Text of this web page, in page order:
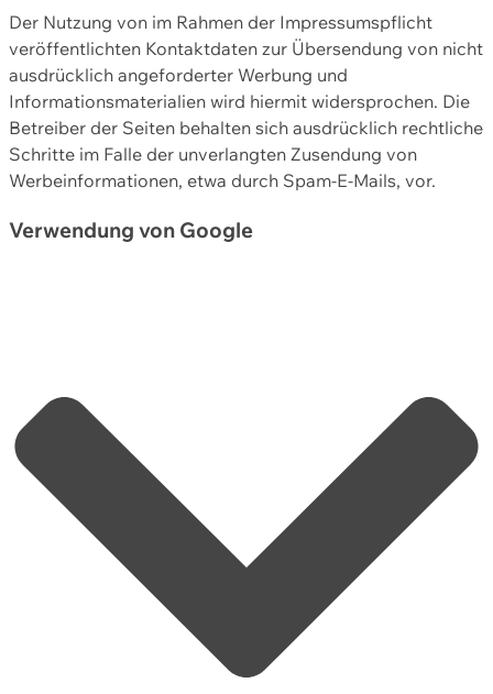
Der Nutzung von im Rahmen der Impressumspflicht
veröffentlichten Kontaktdaten zur Übersendung von nicht
ausdrücklich angeforderter Werbung und
Informationsmaterialien wird hiermit widersprochen. Die
Betreiber der Seiten behalten sich ausdrücklich rechtliche
Schritte im Falle der unverlangten Zusendung von
Werbeinformationen, etwa durch Spam-E-Mails, vor.
Verwendung von Google